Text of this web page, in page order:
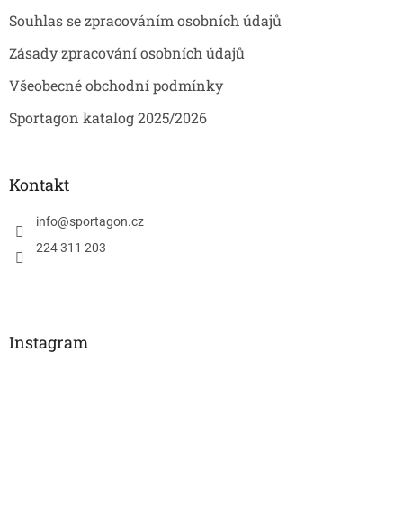
Souhlas se zpracováním osobních údajů
Zásady zpracování osobních údajů
Všeobecné obchodní podmínky
Sportagon katalog 2025/2026
Kontakt
info@sportagon.cz
224 311 203
Instagram